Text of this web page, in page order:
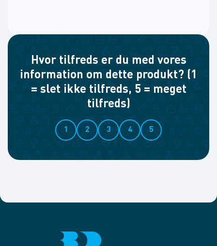
Hvor tilfreds er du med vores
information om dette produkt? (1
= slet ikke tilfreds, 5 = meget
tilfreds)
1 2 3 4 5